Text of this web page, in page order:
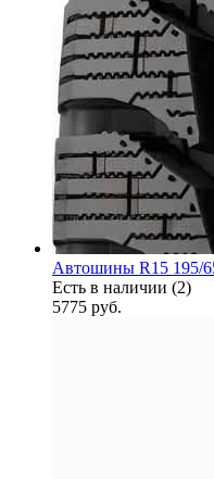
Автошины R15 195/
Есть в наличии (2)
5775 руб.